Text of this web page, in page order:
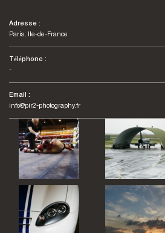
Adresse :
Paris, Ile-de-France
Téléphone :
-
Email :
info@pir2-photography.fr